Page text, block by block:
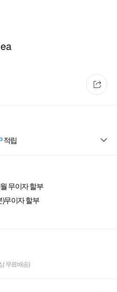
적립
무이자 할부
)무이자 할부
무료배송)